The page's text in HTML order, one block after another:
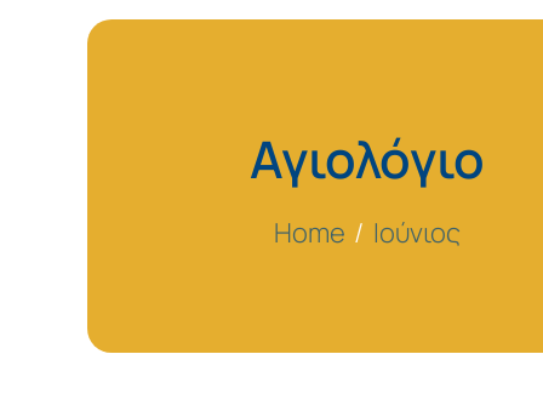
Αγιολόγιο
Home Ιούνιος